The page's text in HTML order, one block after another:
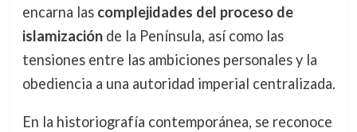
encarna las complejidades del proceso de
islamizaciónde la Península, así como las
tensiones entre las ambiciones personales y la
obediencia a una autoridad imperial centralizada.
En la historiografía contemporánea, se reconoce